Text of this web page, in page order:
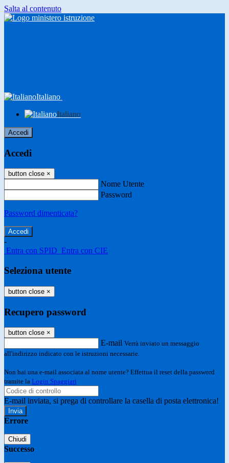
Salta al contenuto
Italiano
Italiano
Accedi
Accedi
button close ×
Nome Utente
Password
Password dimenticata?
-
Entra con SPID Entra con CIE
Seleziona utente
button close ×
Recupero password
button close ×
E-mail Verrà inviato un messaggio
all'indirizzo indicato con le istruzioni necessarie.
Non hai una e-mail associata al nome utente? Effettua il reset della password
tramite la Login Spaggiari
E-mail inviata, si prega di controllare la casella di posta elettronica!
Errore
Chiudi
Successo